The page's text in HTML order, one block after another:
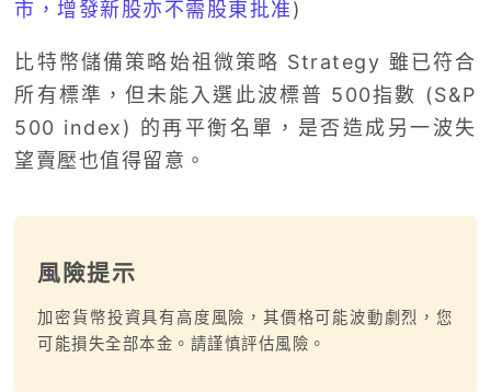
市，增發新股亦不需股東批准)
比特幣儲備策略始祖微策略 Strategy 雖已符合
所有標準，但未能入選此波標普 500指數 (S&P
500 index) 的再平衡名單，是否造成另一波失
望賣壓也值得留意。
風險提示
加密貨幣投資具有高度風險，其價格可能波動劇烈，您
可能損失全部本金。請謹慎評估風險。